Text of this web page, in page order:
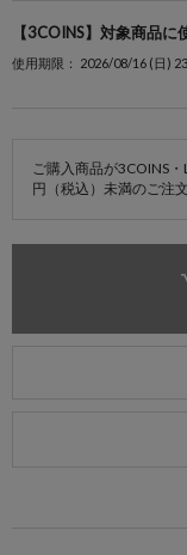
【3COINS】対象商品
使用期限： 2026/08/16 (日)
ご購入商品が3COINS
円（税込）未満のご注